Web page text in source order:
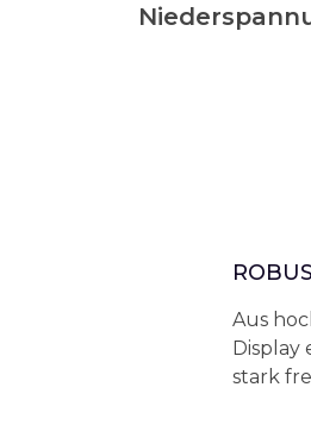
Aus
Display
stark